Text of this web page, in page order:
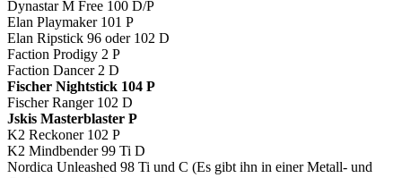
Dynastar M Free 100 D/P
Elan Playmaker 101 P
Elan Ripstick 96 oder 102 D
Faction Prodigy 2 P
Faction Dancer 2 D
Fischer Nightstick 104 P
Fischer Ranger 102 D
Jskis Masterblaster P
K2 Reckoner 102 P
K2 Mindbender 99 Ti D
Nordica Unleashed 98 Ti und C (Es gibt ihn in einer Metall- und